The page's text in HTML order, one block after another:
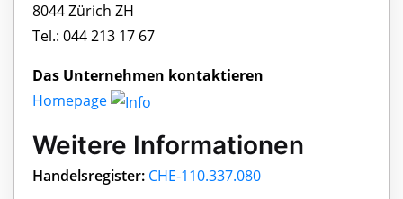
8044 Zürich ZH
Tel.: 044 213 17 67
Das Unternehmen kontaktieren
Homepage
Weitere Informationen
Handelsregister: CHE-110.337.080